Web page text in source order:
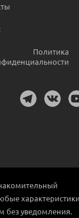
Политика
без уведомления.